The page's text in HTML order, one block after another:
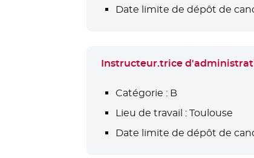
Date limite de dépôt de
Instructeur.trice
Catégorie : B
Lieu de travail :Toulouse
Date limite de dépôt de